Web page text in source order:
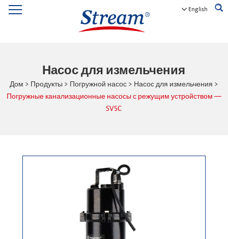
English
Насос для измельчения
Дом > Продукты > Погружной насос > Насос для измельчения >
Погружные канализационные насосы с режущим устройством —
SVSC